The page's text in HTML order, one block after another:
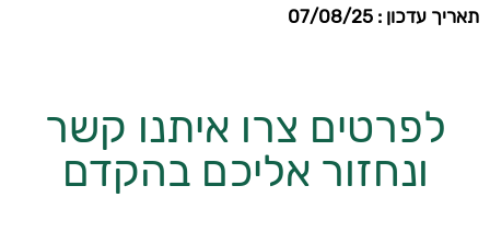
תאריך עדכון : 07/08/25
לפרטים צרו איתנו קשר
ונחזור אליכם בהקדם